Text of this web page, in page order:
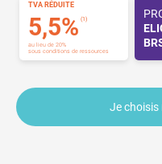
TVA RÉDUITE
5,5% (1)
au lieu de 20%
sous conditions de ressources
Je